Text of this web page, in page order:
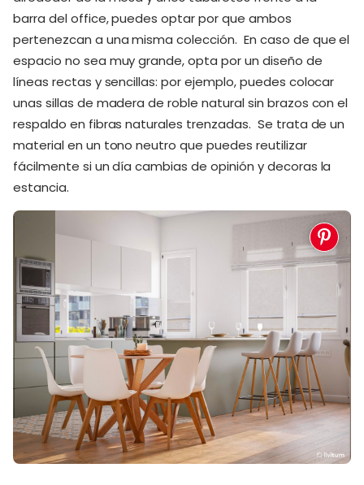
barra del office, puedes optar por que ambos
pertenezcan a una misma colección. En caso de que el
espacio no sea muy grande, opta por un diseño de
líneas rectas y sencillas: por ejemplo, puedes colocar
unas sillas de madera de roble natural sin brazos con el
respaldo en fibras naturales trenzadas. Se trata de un
material en un tono neutro que puedes reutilizar
fácilmente si un día cambias de opinión y decoras la
estancia.